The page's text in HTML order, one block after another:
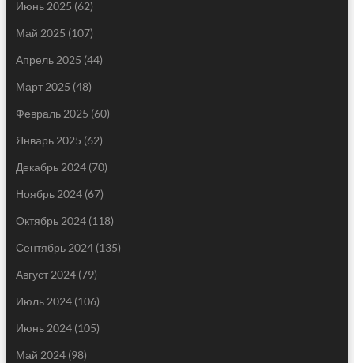
Июнь 2025 (62)
Май 2025 (107)
Апрель 2025 (44)
Март 2025 (48)
Февраль 2025 (60)
Январь 2025 (62)
Декабрь 2024(70)
Ноябрь 2024(67)
Октябрь 2024(118)
Сентябрь 2024(135)
Август 2024(79)
Июль 2024(106)
Июнь 2024(105)
Май 2024(98)